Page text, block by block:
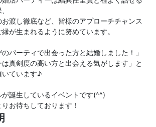
渡し徹底など、皆様のアプローチチャンス
が生まれるように努めています。
のパーティで出会った方と結婚しました！」
は真剣度の高い方と出会える気がします」と
いています♪
誕生しているイベントです(^^)
お待ちしております！